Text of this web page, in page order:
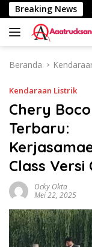
Langsung
ke
konten
Breaking News
Km Truk
Beranda
Kendaraan Listrik
Chery
Terbaru:
Class Versi
Ocky Okta
Mei 22, 2025